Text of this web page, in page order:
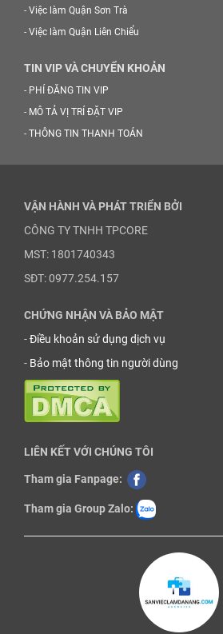
- Việc làm Quận Sơn Trà
- Việc làm Quận Liên Chiểu
TIN VIP VÀ CHUYỂN KHOẢN
- PHÍ ĐĂNG TIN VIP
- MÔ TẢ VỊ TRÍ ĐẶT VIP
- THÔNG TIN THANH TOÁN
VẬN HÀNH VÀ PHÁT TRIỂN BỞI
CÔNG TY TNHH TPCORE
MST: 1801740343
SĐT: 0977.254.157
CHỨNG NHẬN VÀ BẢO MẬT
-Điều khoản sử dụng dịch vụ
- Bảo mật thông tin người dùng
LIÊN KẾT VỚI CHÚNG TÔI
Tham gia Fanpage:
Tham gia Group Zalo: